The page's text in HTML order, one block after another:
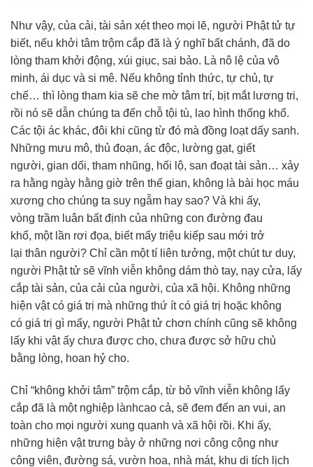
Như vậy, của cải, tài sản xét theo mọi lẽ, người Phật tử tự
biết, nếu khởi tâm trộm cắp đã là ý nghĩ bất chánh, đã do
lòng tham khởi động, xúi giục, sai bảo. Là nô lệ của vô
minh, ái dục và si mê. Nếu không tỉnh thức, tự chủ, tự
chế… thì lòng tham kia sẽ che mờ tâm trí, bịt mắt lương tri,
rồi nó sẽ dẫn chúng ta đến chỗ tội tù, lao hình thống khổ.
Các tội ác khác, đôi khi cũng từ đó mà đồng loạt dấy sanh.
Những mưu mô, thủ đoạn, ác độc, lường gạt, giết
người, gian dối, tham nhũng, hối lộ, san đoạt tài sản… xảy
ra hằng ngày hằng giờ trên thế gian, không là bài học máu
xương cho chúng ta suy ngẫm hay sao? Và khi ấy,
vòng trầm luân bất định của những con đường đau
khổ, một lần rơi đọa, biết mấy triệu kiếp sau mới trở
lại thân người? Chỉ cần một tí liên tưởng, một chút tư duy,
người Phật tử sẽ vĩnh viễn không dám thò tay, nạy cửa, lấy
cắp tài sản, của cải của người, của xã hội. Không những
hiện vật có giá trị mà những thứ ít có giá trị hoặc không
có giá trị gì mấy, người Phật tử chơn chính cũng sẽ không
lấy khi vật ấy chưa được cho, chưa được sở hữu chủ
bằng lòng, hoan hỷ cho.
Chỉ “không khởi tâm” trộm cắp, từ bỏ vĩnh viễn không lấy
cắp đã là một nghiệp lànhcao cả, sẽ đem đến an vui, an
toàn cho mọi người xung quanh và xã hội rồi. Khi ấy,
những hiện vật trưng bày ở những nơi công cộng như
công viên, đường sá, vườn hoa, nhà mát, khu di tích lịch